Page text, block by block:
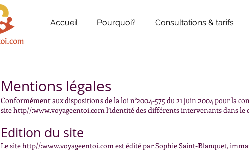
Accueil Pourquoi? Consultations & tarifs
Mentions légales
Conformément aux dispositions de la loi n°2004-575 du 21 juin 2004 pour la
site http//:www.voyageentoi.coml’identité des différents intervenants dans le
Edition du site
Le site http//:www.voyageentoi.comest édité par Sophie Saint-Blanquet,